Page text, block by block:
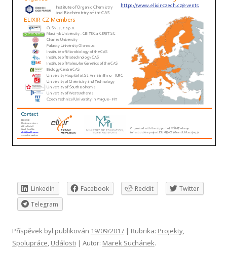
LinkedIn Facebook Reddit
Twitter
Telegram
Příspěvek byl publikován 19/09/2017| Rubrika: Projekty,
Spolupráce, Události | Autor: Marek Suchánek.